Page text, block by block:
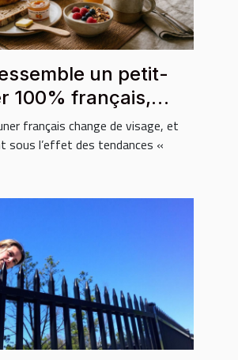
un petit-
100% français,
?
français change de visage, et
sous l’effet des tendances «